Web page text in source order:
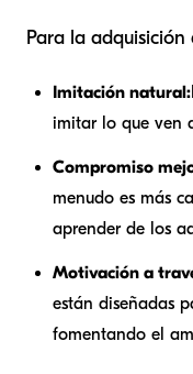
Para la adquisición
Imitación natural:
imitar lo que ven
Compromiso
menudo es más
aprender de los
Motivación a
están diseñadas
fomentando el